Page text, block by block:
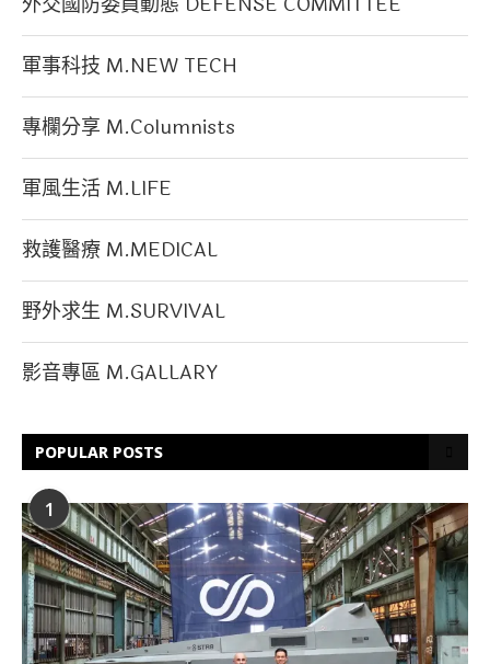
軍事科技 M.NEW TECH
專欄分享 M.Columnists
軍風生活 M.LIFE
救護醫療 M.MEDICAL
野外求生 M.SURVIVAL
影音專區 M.GALLARY
POPULAR POSTS
1